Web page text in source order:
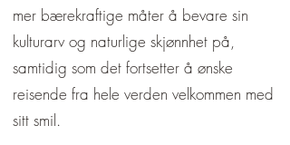
1900-tallet brakte store
omveltninger. I 1932 ble det
absolutte monarkiet erstattet av et
konstitusjonelt monarki. Dette var
begynnelsen på en ny æra, preget
mer bærekraftige måter å bevare sin
kulturarv og naturlige skjønnhet på,
samtidig som det fortsetter å ønske
reisende fra hele verden velkommen med
sitt smil.